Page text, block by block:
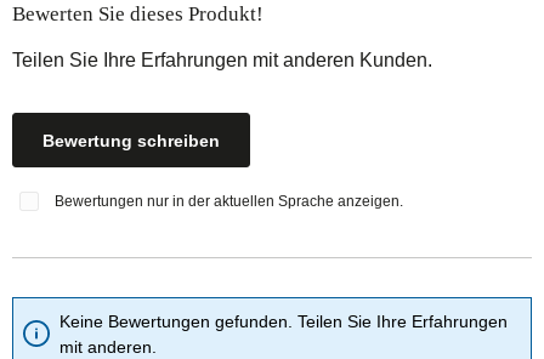
Durchschnittliche Bewertung von 0 von 5 Sternen
Bewerten Sie dieses Produkt!
Teilen Sie Ihre Erfahrungen mit anderen Kunden.
Bewertung schreiben
Bewertungen nur in der aktuellen Sprache anzeigen.
Keine Bewertungen gefunden. Teilen Sie Ihre Erfahrungen
mit anderen.